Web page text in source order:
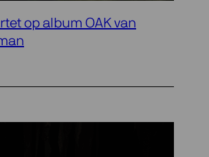
op album OAK van